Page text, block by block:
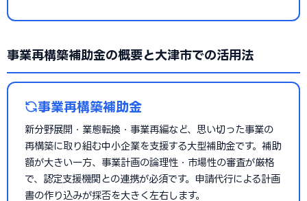
事業再構築補助金の概要と大津市での活用法
事業再構築補助金
新分野展開・業態転換・事業再編など、思い切った事業の
再構築に取り組む中小企業を支援する大型補助金です。補助
額が大きい一方、事業計画の論理性・市場性の審査が厳格
で、認定支援機関との連携が必須です。申請代行による計画
書の作り込みが採否を大きく左右します。